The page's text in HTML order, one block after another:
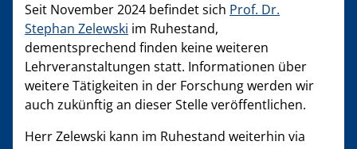
Seit November 2024 befindet sich Prof. Dr.
Stephan Zelewski im Ruhestand,
dementsprechend finden keine weiteren
Lehrveranstaltungen statt. Informationen über
weitere Tätigkeiten in der Forschung werden wir
auch zukünftig an dieser Stelle veröffentlichen.
Herr Zelewski kann im Ruhestand weiterhin via